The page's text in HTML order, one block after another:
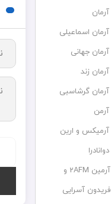
آرمان
آرمان اسماعیلی
آرمان جهانی
آرمان زند
آرمان گرشاسبی
آرمن
آرمیکس و ارین
دوانادرا
آرمین 2AFM و
فریدون آسرایی